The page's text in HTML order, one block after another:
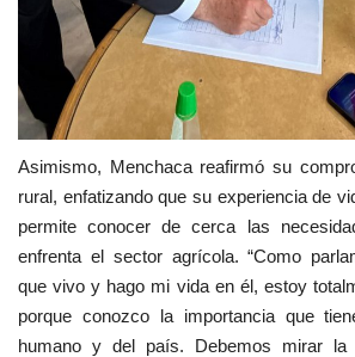
Asimismo, Menchaca reafirmó su
rural, enfatizando que su experiencia de
permite conocer de cerca las
enfrenta el sector agrícola. “Como
que vivo y hago mi vida en él, estoy
porque conozco la importancia que
humano y del país. Debemos mirar la